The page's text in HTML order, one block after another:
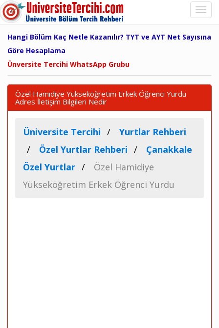
Hangi Bölüm Kaç Netle Kazanılır? TYT ve AYT Net Sayısına
Göre Hesaplama
Ünversite Tercihi WhatsApp Grubu
Özel Hamidiye Yükseköğretim Erkek Öğrenci Yurdu
Adres İletişim Bilgileri Nedir
Üniversite Tercihi
Yurtlar Rehberi
Özel Yurtlar Rehberi
Çanakkale
Özel Yurtlar
Özel Hamidiye
Yükseköğretim Erkek Öğrenci Yurdu